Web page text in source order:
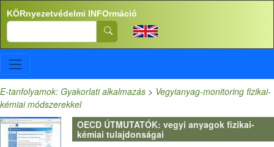
Ugrás a tartalomra
KÖRnyezetvédelmi INFOrmáció
Search
E-tanfolyamok: Gyakorlati alkalmazás > Vegyianyag-monitoring fizikai-
kémiai módszerekkel
OECD ÚTMUTATÓK: vegyi anyagok fizikai-
kémiai tulajdonságai